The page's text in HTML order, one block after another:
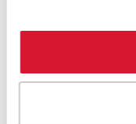
utilizar datos
se debe a la
en un ordenador